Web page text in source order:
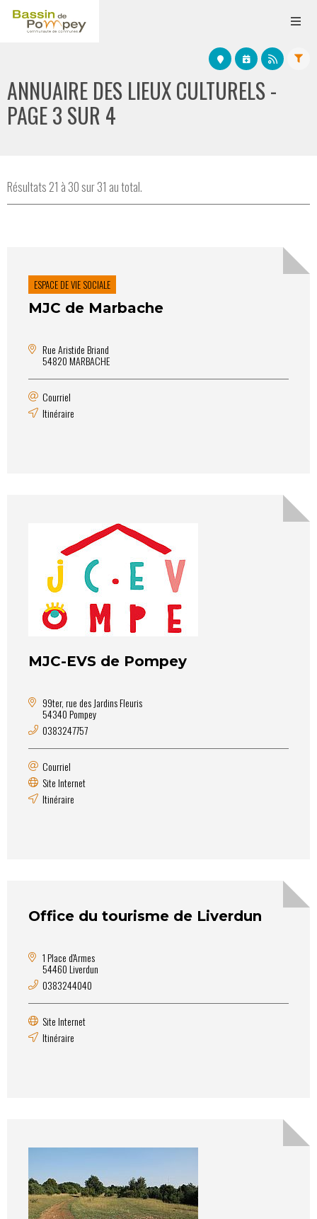
ANNUAIRE DES LIEUX CULTURELS -
PAGE 3 SUR 4
Résultats 21 à 30 sur 31 au total.
ESPACE DE VIE SOCIALE
MJC de Marbache
Rue Aristide Briand
54820 MARBACHE
Courriel
Itinéraire
MJC-EVS de Pompey
99ter, rue des Jardins Fleuris
54340 Pompey
0383247757
Courriel
Site Internet
Itinéraire
Office du tourisme de Liverdun
1 Place d'Armes
54460 Liverdun
0383244040
Site Internet
Itinéraire